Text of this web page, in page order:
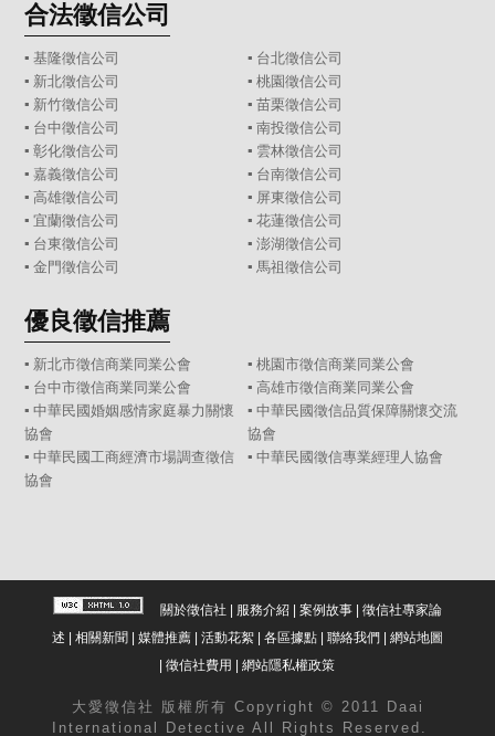
合法徵信公司
▪基隆徵信公司 ▪ 台北徵信公司
▪ 新北徵信公司 ▪ 桃園徵信公司
▪ 新竹徵信公司 ▪ 苗栗徵信公司
▪ 台中徵信公司 ▪ 南投徵信公司
▪彰化徵信公司 ▪ 雲林徵信公司
▪嘉義徵信公司 ▪ 台南徵信公司
▪高雄徵信公司 ▪ 屏東徵信公司
▪宜蘭徵信公司 ▪ 花蓮徵信公司
▪ 台東徵信公司 ▪ 澎湖徵信公司
▪金門徵信公司 ▪ 馬祖徵信公司
優良徵信推薦
▪ 新北市徵信商業同業公會
▪ 桃園市徵信商業同業公會
▪ 台中市徵信商業同業公會
▪ 高雄市徵信商業同業公會
▪ 中華民國婚姻感情家庭暴力關懷
協會
▪ 中華民國徵信品質保障關懷交流
協會
▪ 中華民國工商經濟市場調查徵信
協會
▪ 中華民國徵信專業經理人協會
關於徵信社 服務介紹| 案例故事| 徵信社專家論
述
相關新聞 媒體推薦| 活動花絮| 各區據點| 聯絡我們
網站地圖
|徵信社費用 |網站隱私權政策
大愛 徵信社
版權所有 Copyright © 2011 Daai
International Detective All Rights Reserved.